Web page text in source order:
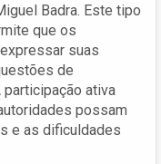
Badra. Este tipo
que os
suas
de
participação ativa
possam
e as dificuldades